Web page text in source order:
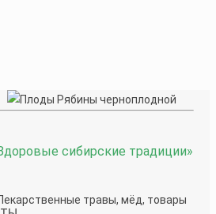
сибирские традиции»
травы, мёд, товары